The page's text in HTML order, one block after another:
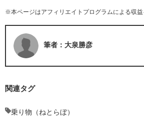
※本ページはアフィリエイトプログラムによる収
筆者：大泉勝彦
関連タグ
乗り物（ねとらぼ）